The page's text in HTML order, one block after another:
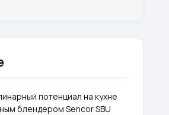
потенциал на кухне
блендером Sencor SBU